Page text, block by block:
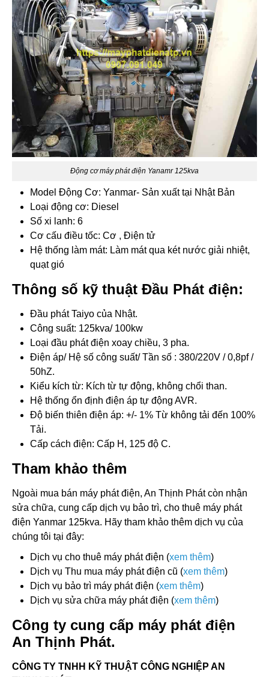
Động cơ máy phát điện Yanamr 125kva
Model Động Cơ: Yanmar- Sản xuất tại Nhật Bản
Loại động cơ: Diesel
Số xi lanh: 6
Cơ cấu điều tốc: Cơ , Điện tử
Hệ thống làm mát: Làm mát qua két nước giải nhiệt,
quạt gió
Thông số kỹ thuật Đầu Phát điện:
Đầu phát Taiyo của Nhật.
Công suất: 125kva/ 100kw
Loại đầu phát điện xoay chiều, 3 pha.
Điện áp/ Hệ số công suất/ Tần số : 380/220V / 0,8pf /
50hZ.
Kiểu kích từ: Kích từ tự động, không chổi than.
Hệ thống ổn định điện áp tự động AVR.
Độ biến thiên điện áp: +/- 1% Từ không tải đến 100%
Tải.
Cấp cách điện: Cấp H, 125 độ C.
Tham khảo thêm
Ngoài mua bán máy phát điện, An Thịnh Phát còn nhận
sửa chữa, cung cấp dịch vụ bảo trì, cho thuê máy phát
điện Yanmar 125kva. Hãy tham khảo thêm dịch vụ của
chúng tôi tại đây:
Dịch vụ cho thuê máy phát điện (xem thêm)
Dịch vụ Thu mua máy phát điện cũ (xem thêm)
Dịch vụ bảo trì máy phát điện (xem thêm)
Dịch vụ sửa chữa máy phát điện (xem thêm)
Công ty cung cấp máy phát điện
An Thịnh Phát.
CÔNG TY TNHH KỸ THUẬT CÔNG NGHIỆP AN